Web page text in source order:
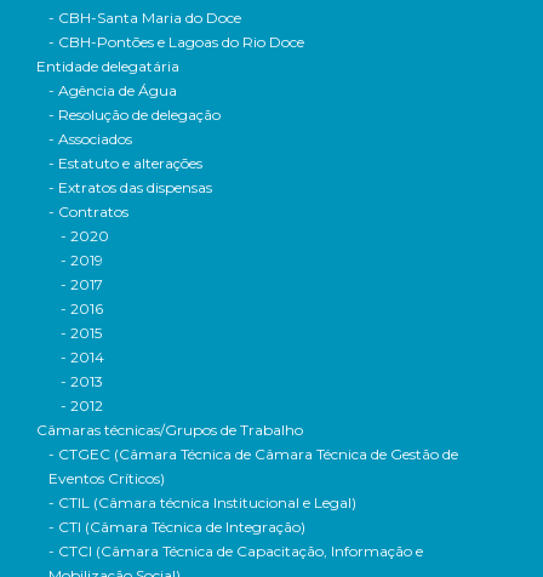
- CBH-Santa Maria do Doce
- CBH-Pontões e Lagoas do Rio Doce
Entidade delegatária
- Agência de Água
- Resolução de delegação
- Associados
- Estatuto e alterações
- Extratos das dispensas
- Contratos
- 2020
- 2019
- 2017
- 2016
- 2015
- 2014
- 2013
- 2012
Câmaras técnicas/Grupos de Trabalho
- CTGEC (Câmara Técnica de Câmara Técnica de Gestão de
Eventos Críticos)
- CTIL (Câmara técnica Institucional e Legal)
- CTI (Câmara Técnica de Integração)
- CTCI (Câmara Técnica de Capacitação, Informação e